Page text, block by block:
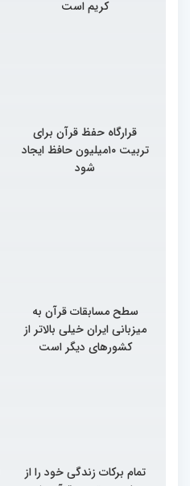
کریم است
قرارگاه حفظ قرآن برای
تربیت ۱۰میلیون حافظ ایجاد
شود
سطح مسابقات قرآن به
میزبانی ایران خیلی بالاتر از
کشورهای دیگر است
تمام برکات زندگی خود را از